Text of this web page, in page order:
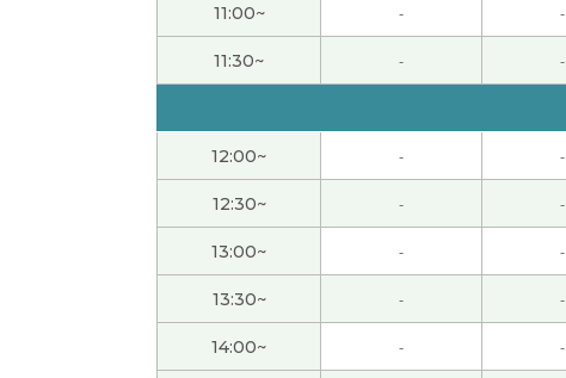
这次我们聊了日本和中国的音乐和文学。发现了
联欢晚会”的焦点人物，王菲也发行了一首日语
很潇洒的人，真的吗！我高兴极了！ 关于“瞎”
谢谢今天的課程。在忙碌的生活中，找到空闲时
谢谢您的课！今天我上得很开心，下次也请多多指
今天过得非常开心，甚至让我忘了时间的流逝
带我去参观的。下次上课的时候，我会给老师看
11:00~ - -
11:30~ - -
12:00~ - -
12:30~ - -
13:00~ - -
13:30~ - -
14:00~ - -